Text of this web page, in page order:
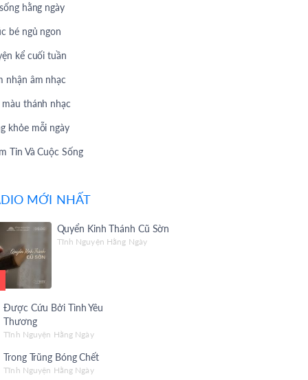
hằng ngày
bé ngủ ngon
kể cuối tuần
nhận âm nhạc
màu thánh nhạc
khỏe mỗi ngày
Tin Và Cuộc Sống
Theo Yêu Cầu
247
Chuyện Phúc Âm
Thiệu Album
Giờ Làm
thương
MỚI NHẤT
Quyển Kinh Thánh Cũ Sờn
Tĩnh Nguyện Hằng Ngày
Được Cứu Bởi Tình Yêu
Thương
Tĩnh Nguyện Hằng Ngày
Trong Trũng Bóng Chết
Tĩnh Nguyện Hằng Ngày